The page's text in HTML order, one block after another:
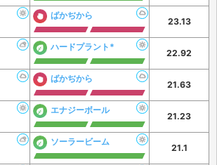
ばかぢから
23.13
ハードプラント*
22.92
ばかぢから
21.63
エナジーボール
21.23
ソーラービーム
21.1